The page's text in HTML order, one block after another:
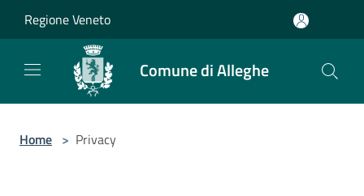
Regione Veneto
Comune di Alleghe
Home > Privacy